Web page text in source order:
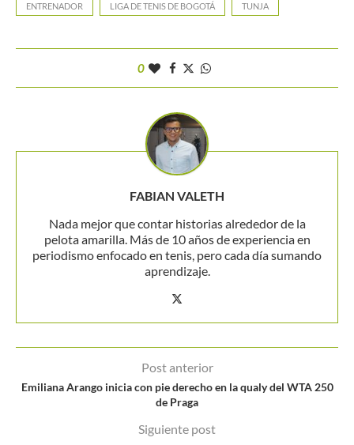
ENTRENADOR LIGA DE TENIS DE BOGOTÁ TUNJA
0
FABIAN VALETH
Nada mejor que contar historias alrededor de la
pelota amarilla. Más de 10 años de experiencia en
periodismo enfocado en tenis, pero cada día sumando
aprendizaje.
Post anterior
Emiliana Arango inicia con pie derecho en la qualy del WTA 250
de Praga
Siguiente post